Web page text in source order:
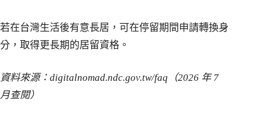
若在台灣生活後有意長居，可在停留期間申請轉換身
分，取得更長期的居留資格。
資料來源：digitalnomad.ndc.gov.tw/faq（2026 年 7
月查閱）